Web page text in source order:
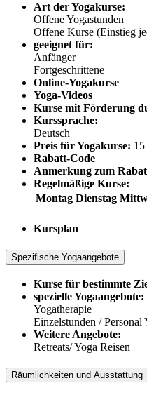
Art der Yogakurse:
Offene Yogastunden
Offene Kurse (Einstieg
geeignet für:
Anfänger
Fortgeschrittene
Online-Yogakurse
Yoga-Videos
Kurse mit Förderung
Kurssprache:
Deutsch
Preis für Yogakurse:
Rabatt-Code
Anmerkung zum
Regelmäßige Kurse:
Montag Dienstag
Kursplan
Spezifische Yogaangebote
Kurse für bestimmte
spezielle Yogaangebote:
Yogatherapie
Einzelstunden / Personal
Weitere Angebote:
Retreats/ Yoga Reisen
Räumlichkeiten und Ausstattung